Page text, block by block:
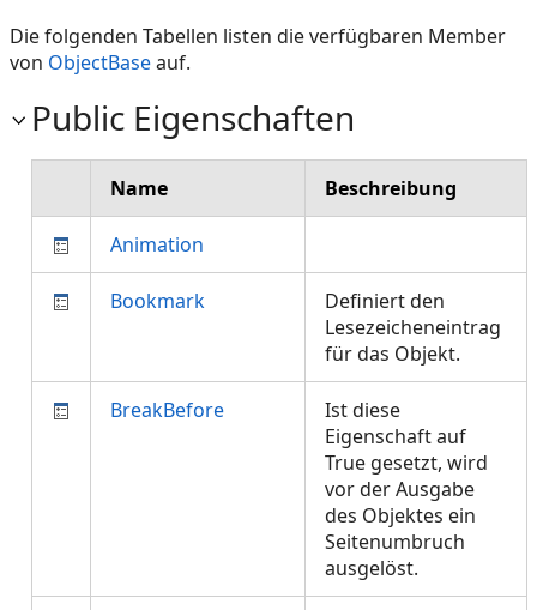
Die folgenden Tabellen listen die verfügbaren Member
von ObjectBaseauf.
Public Eigenschaften
Name Beschreibung
Animation
Bookmark
Definiert den
Lesezeicheneintrag
für das Objekt.
BreakBefore
Ist diese
Eigenschaft auf
True gesetzt, wird
vor der Ausgabe
des Objektes ein
Seitenumbruch
ausgelöst.